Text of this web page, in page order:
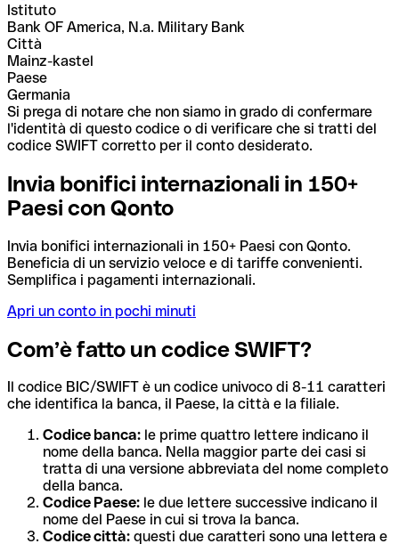
Istituto
Bank OF America, N.a. Military Bank
Città
Mainz-kastel
Paese
Germania
Si prega di notare che non siamo in grado di confermare
l'identità di questo codice o di verificare che si tratti del
codice SWIFT corretto per il conto desiderato.
Invia bonifici internazionali in 150+
Paesi con Qonto
Invia bonifici internazionali in 150+ Paesi con Qonto.
Beneficia di un servizio veloce e di tariffe convenienti.
Semplifica i pagamenti internazionali.
Apri un conto in pochi minuti
Com’è fatto un codice SWIFT?
Il codice BIC/SWIFT è un codice univoco di 8-11 caratteri
che identifica la banca, il Paese, la città e la filiale.
Codice banca: le prime quattro lettere indicano il
nome della banca. Nella maggior parte dei casi si
tratta di una versione abbreviata del nome completo
della banca.
Codice Paese: le due lettere successive indicano il
nome del Paese in cui si trova la banca.
Codice città: questi due caratteri sono una lettera e